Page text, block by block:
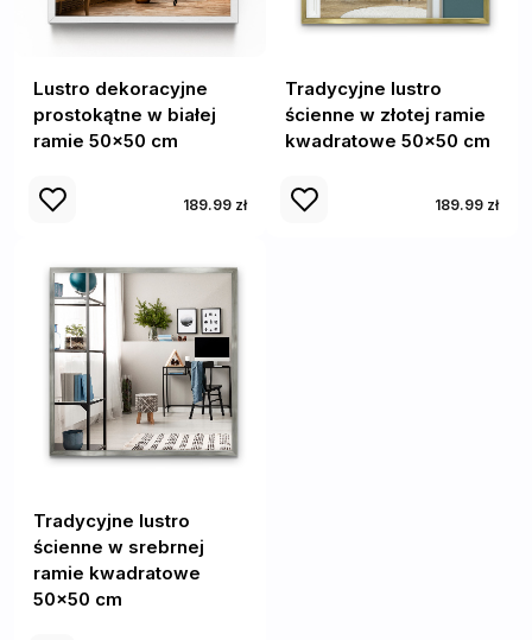
Lustro dekoracyjne
prostokątne w białej
ramie 50x50 cm
189.99 zł
Tradycyjne lustro
ścienne w złotej ramie
kwadratowe 50x50 cm
189.99 zł
Tradycyjne lustro
ścienne w srebrnej
ramie kwadratowe
50x50 cm